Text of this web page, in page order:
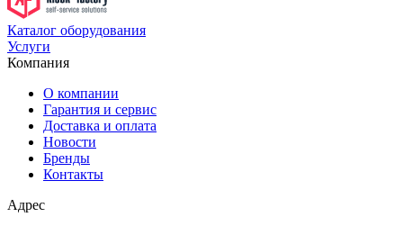
Каталог оборудования
Услуги
Компания
О компании
Гарантия и сервис
Доставка и оплата
Новости
Бренды
Контакты
Адрес